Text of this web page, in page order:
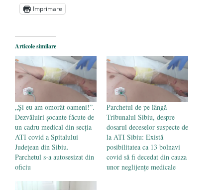
„Carnea cultivată” în laborator, tot mai
comercializare în UE
Părintele mărturisitor Constantin
Voicescu, pomenit, duminică, la
Mănăstirea Cernica - 27 iulie 2024
Imprimare
Articole similare
„Și eu am omorât oameni!”.
Dezvăluiri șocante făcute de
un cadru medical din secția
ATI covid a Spitalului
Județean din Sibiu.
Parchetul s-a autosesizat din
oficiu
Parchetul de pe lângă
Tribunalul Sibiu, despre
dosarul deceselor suspecte de
la ATI Sibiu: Există
posibilitatea ca 13 bolnavi
covid să fi decedat din cauza
unor neglijențe medicale